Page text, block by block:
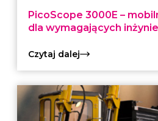
PicoScope 3000E –
dla wymagających
Czytaj dalej